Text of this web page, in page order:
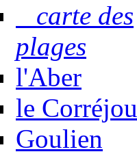
carte des
plages
l'Aber
le Corréjou
Goulien